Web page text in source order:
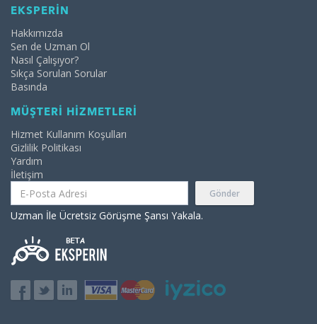
EKSPERİN
Hakkımızda
Sen de Uzman Ol
Nasıl Çalışıyor?
Sıkça Sorulan Sorular
Basında
MÜŞTERİ HİZMETLERİ
Hizmet Kullanım Koşulları
Gizlilik Politikası
Yardım
İletişim
Gönder
Uzman İle Ücretsiz Görüşme Şansı Yakala.